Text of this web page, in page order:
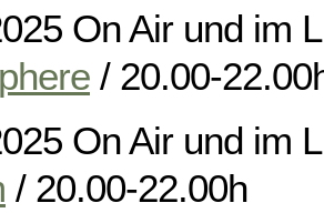
On Air und im
/ 20.00-
On Air und im
/ 20.00-22.00h